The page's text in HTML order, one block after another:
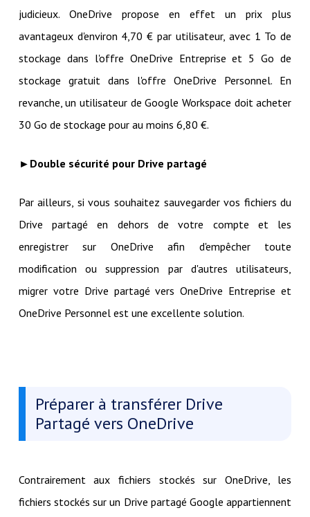
judicieux. OneDrive propose en effet un prix plus
avantageux d'environ 4,70 € par utilisateur, avec 1 To de
stockage dans l'offre OneDrive Entreprise et 5 Go de
stockage gratuit dans l'offre OneDrive Personnel. En
revanche, un utilisateur de Google Workspace doit acheter
30 Go de stockage pour au moins 6,80 €.
►Double sécurité pour Drive partagé
Par ailleurs, si vous souhaitez sauvegarder vos fichiers du
Drive partagé en dehors de votre compte et les
enregistrer sur OneDrive afin d'empêcher toute
modification ou suppression par d'autres utilisateurs,
migrer votre Drive partagé vers OneDrive Entreprise et
OneDrive Personnel est une excellente solution.
Préparer à transférer Drive
Partagé vers OneDrive
Contrairement aux fichiers stockés sur OneDrive, les
fichiers stockés sur un Drive partagé Google appartiennent